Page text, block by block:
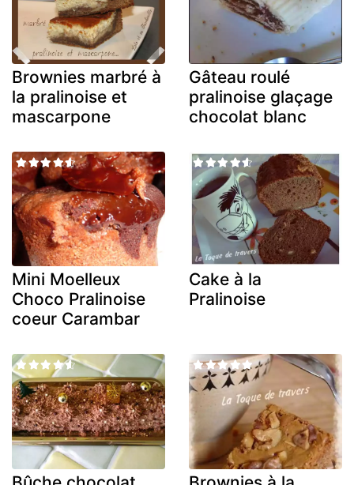
Brownies marbré à
la pralinoise et
mascarpone
Gâteau roulé
pralinoise glaçage
chocolat blanc
Mini Moelleux
Choco Pralinoise
coeur Carambar
Cake à la
Pralinoise